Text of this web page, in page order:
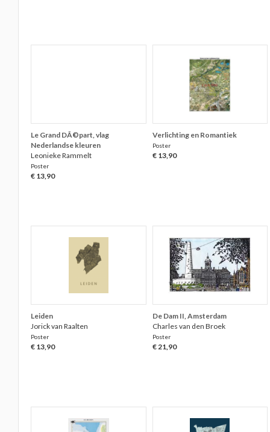
Le Grand DÃ©part, vlag
Nederlandse kleuren
Leonieke Rammelt
Poster
€ 13,90
Verlichting en Romantiek
Poster
€ 13,90
Leiden
Jorick van Raalten
Poster
€ 13,90
De Dam II, Amsterdam
Charles van den Broek
Poster
€ 21,90